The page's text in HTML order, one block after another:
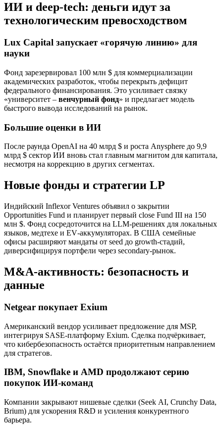
ИИ и deep‑tech: деньги идут за
технологическим превосходством
Lux Capital запускает «горячую линию» для
науки
Фонд зарезервировал 100 млн $ для коммерциализации
академических разработок, чтобы перекрыть дефицит
федерального финансирования. Это усиливает связку
«университет – венчурный фонд» и предлагает модель
быстрого вывода исследований на рынок.
Большие оценки в ИИ
После раунда OpenAI на 40 млрд $ и роста Anysphere до 9,9
млрд $ сектор ИИ вновь стал главным магнитом для капитала,
несмотря на коррекцию в других сегментах.
Новые фонды и стратегии LP
Индийский Inflexor Ventures объявил о закрытии
Opportunities Fund и планирует первый close Fund III на 150
млн $. Фонд сосредоточится на LLM‑решениях для локальных
языков, медтехе и EV‑аккумуляторах. В США семейные
офисы расширяют мандаты от seed до growth‑стадий,
диверсифицируя портфели через secondary‑рынок.
M&A‑активность: безопасность и
данные
Netgear покупает Exium
Американский вендор усиливает предложение для MSP,
интегрируя SASE‑платформу Exium. Сделка подчёркивает,
что кибербезопасность остаётся приоритетным направлением
для стратегов.
IBM, Snowflake и AMD продолжают серию
покупок ИИ‑команд
Компании закрывают нишевые сделки (Seek AI, Crunchy Data,
Brium) для ускорения R&D и усиления конкурентного
барьера.